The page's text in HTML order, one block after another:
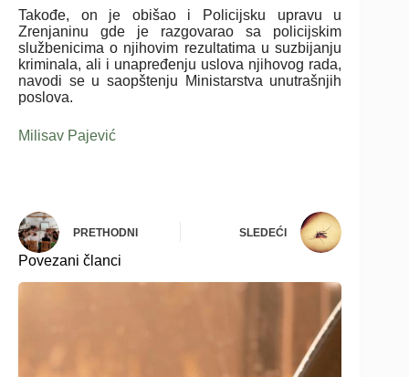
Takođe, on je obišao i Policijsku upravu u
Zrenjaninu gde je razgovarao sa policijskim
službenicima o njihovim rezultatima u suzbijanju
kriminala, ali i unapređenju uslova njihovog rada,
navodi se u saopštenju Ministarstva unutrašnjih
poslova.
Milisav Pajević
PRETHODNI SLEDEĆI
Povezani članci